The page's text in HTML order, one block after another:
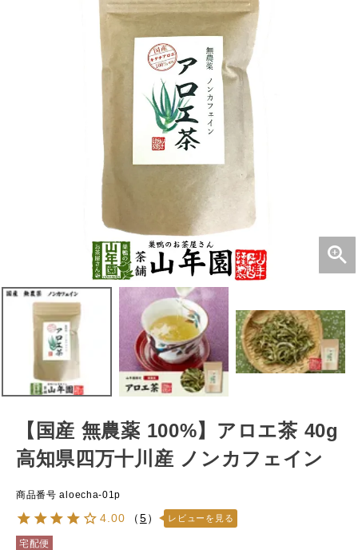
【国産 無農薬 100%】アロエ茶 40g
高知県四万十川産 ノンカフェイン
商品番号 aloecha-01p
4.00 （5） レビューを見る
宅配便